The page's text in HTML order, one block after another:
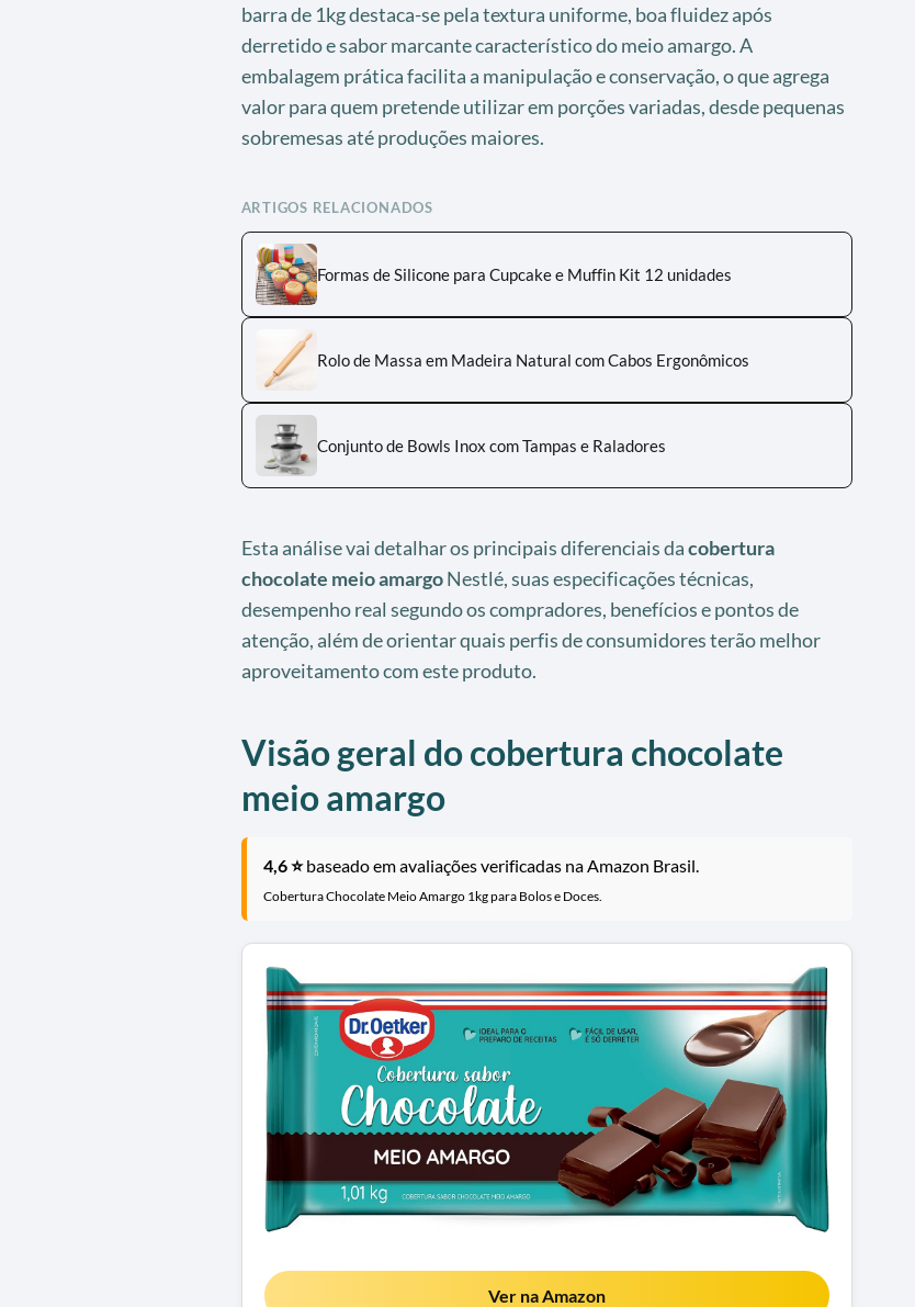
barra de 1kg destaca-se pela textura uniforme, boa fluidez após
derretido e sabor marcante característico do meio amargo. A
embalagem prática facilita a manipulação e conservação, o que agrega
valor para quem pretende utilizar em porções variadas, desde pequenas
sobremesas até produções maiores.
ARTIGOS RELACIONADOS
Formas de Silicone para Cupcake e Muffin Kit 12 unidades
Rolo de Massa em Madeira Natural com Cabos Ergonômicos
Conjunto de Bowls Inox com Tampas e Raladores
Esta análise vai detalhar os principais diferenciais dacobertura
chocolate meio amargoNestlé, suas especificações técnicas,
desempenho real segundo os compradores, benefícios e pontos de
atenção, além de orientar quais perfis de consumidores terão melhor
aproveitamento com este produto.
Visão geral do cobertura chocolate
meio amargo
4,6 ⭐baseado em avaliações verificadas na Amazon Brasil.
Cobertura Chocolate Meio Amargo 1kg para Bolos e Doces.
Ver na Amazon